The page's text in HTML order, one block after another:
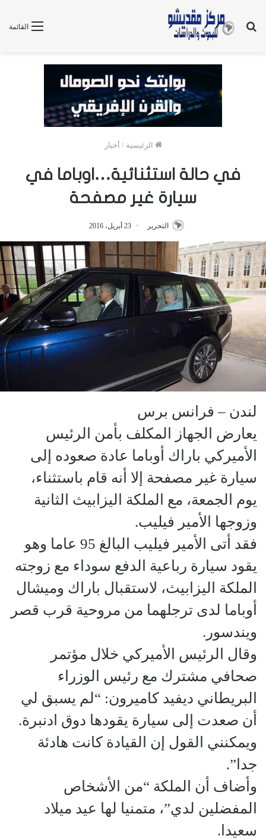
القائمة
بحث
الرئيسية / أخبار
في حالة استثنائية…اوباما في
سيارة غير مصفحة
التحرير 23 أبريل، 2016
لندن – فرانس برس
يعارض الجهاز المكلف بأمن الرئيس
الأميركي باراك أوباما عادة صعوده إلى
سيارة غير مصفحة إلا أنه قام باستثناء،
يوم الجمعة، مع الملكة اليزابيث الثانية
وزوجها الأمير فيليب.
فقد أتى الأمير فيليب البالغ 95 عاما وهو
يقود سيارة رباعية الدفع سوداء مع زوجته
الملكة اليزابيث، لاستقبال باراك وميشال
أوباما لدى ترجلهما من مروحية قرب قصر
ويندسور.
وقال الرئيس الأميركي خلال مؤتمر
صحافي مشترك مع رئيس الوزراء
البريطاني ديفيد كاميرون: “لم يسبق لي
أن صعدت إلى سيارة يقودها دوق ادنبرة.
ويمكنني القول إن القيادة كانت هادئة
جدا”.
وأضاف أن الملكة “من الأشخاص
المفضلين لدي”، متمنيا لها عيد ميلاد
سعيدا.